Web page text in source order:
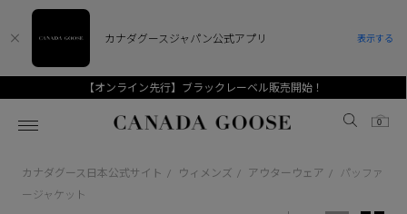
【オンライン先行】ブラックレーベル販売開始！
Canada Goose
0
カナダグース日本公式サイト / ウィメンズ / アウターウェア /
パッファ
ージャケット
カナダグースジャパン公式アプリ 表示する